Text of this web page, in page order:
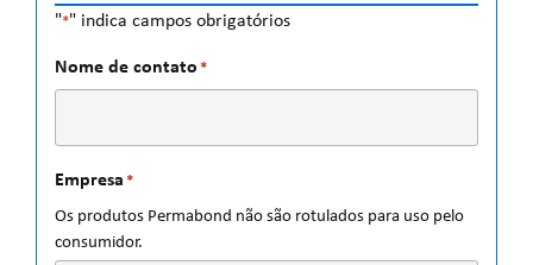
"*" indica campos obrigatórios
Nome de contato *
Empresa *
Os produtos Permabond não são rotulados para uso pelo
consumidor.